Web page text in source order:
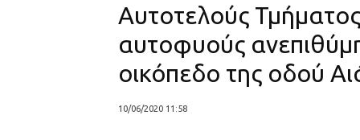
Αυτοτελούς
αυτοφυούς
οικόπεδο της οδού
10/06/2020 11:58